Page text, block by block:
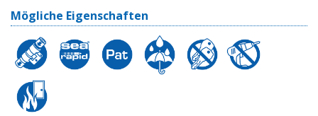
Mögliche Eigenschaften